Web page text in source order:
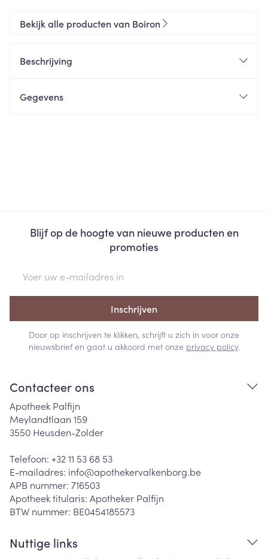
Bekijk alle producten van Boiron
Beschrijving
Gegevens
Blijf op de hoogte van nieuwe producten en
promoties
Inschrijven
Door op inschrijven te klikken, schrijft u zich in voor onze
nieuwsbrief en gaat u akkoord met onze privacy policy.
Contacteer ons
Apotheek Palfijn
Meylandtlaan 159
3550 Heusden-Zolder
Telefoon: +32 11 53 68 53
E-mailadres: info@apothekervalkenborg.be
APB nummer: 716503
Apotheek titularis: Apotheker Palfijn
BTW nummer: BE0454185573
Nuttige links